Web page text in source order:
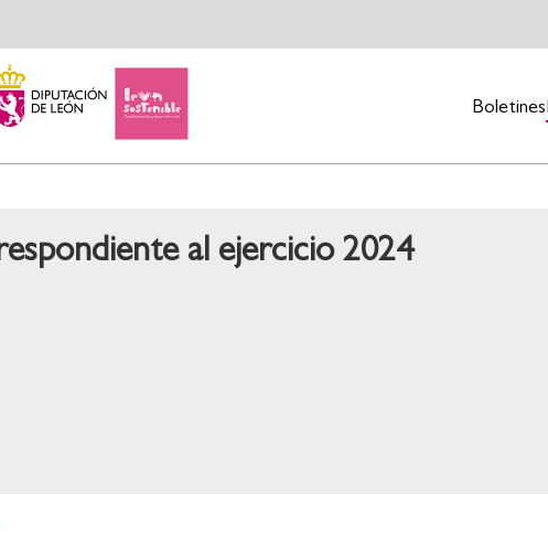
Boletines
al ejercicio 2024